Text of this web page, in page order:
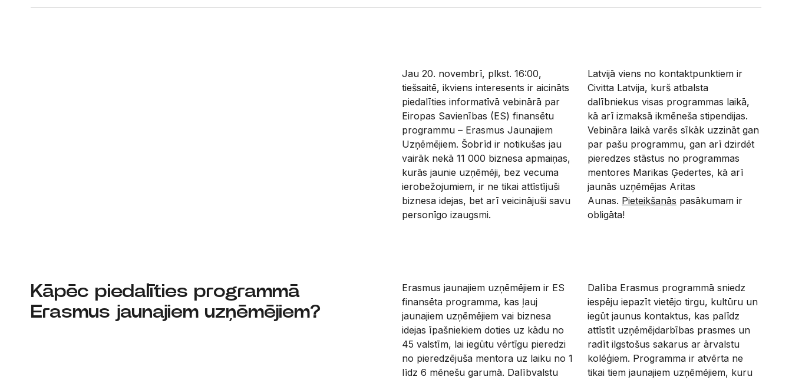
Jau 20. novembrī, plkst. 16:00,
tiešsaitē, ikviens interesents ir aicināts
piedalīties informatīvā vebinārā par
Eiropas Savienības (ES) finansētu
programmu – Erasmus Jaunajiem
Uzņēmējiem. Šobrīd ir notikušas jau
vairāk nekā 11 000 biznesa apmaiņas,
kurās jaunie uzņēmēji, bez vecuma
ierobežojumiem, ir ne tikai attīstījuši
biznesa idejas, bet arī veicinājuši savu
personīgo izaugsmi.
Latvijā viens no kontaktpunktiem ir
Civitta Latvija, kurš atbalsta
dalībniekus visas programmas laikā,
kā arī izmaksā ikmēneša stipendijas.
Vebināra laikā varēs sīkāk uzzināt gan
par pašu programmu, gan arī dzirdēt
pieredzes stāstus no programmas
mentores Marikas Ģedertes, kā arī
jaunās uzņēmējas Aritas
Aunas. Pieteikšanās pasākumam ir
obligāta!
Kāpēc piedalīties programmā
Erasmus jaunajiem uzņēmējiem?
Erasmus jaunajiem uzņēmējiem ir ES
finansēta programma, kas ļauj
jaunajiem uzņēmējiem vai biznesa
idejas īpašniekiem doties uz kādu no
45 valstīm, lai iegūtu vērtīgu pieredzi
no pieredzējuša mentora uz laiku no 1
līdz 6 mēnešu garumā. Dalībvalstu
Dalība Erasmus programmā sniedz
iespēju iepazīt vietējo tirgu, kultūru un
iegūt jaunus kontaktus, kas palīdz
attīstīt uzņēmējdarbības prasmes un
radīt ilgstošus sakarus ar ārvalstu
kolēģiem. Programma ir atvērta ne
tikai tiem jaunajiem uzņēmējiem, kuru